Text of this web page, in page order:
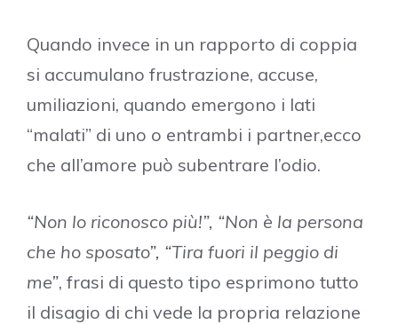
Quando invece in un rapporto di coppia
si accumulano frustrazione, accuse,
umiliazioni, quando emergono i lati
“malati” di uno o entrambi i partner,ecco
che all’amore può subentrare l’odio.
“Non lo riconosco più!”, “Non è la persona
che ho sposato”, “Tira fuori il peggio di
me”, frasi di questo tipo esprimono tutto
il disagio di chi vede la propria relazione